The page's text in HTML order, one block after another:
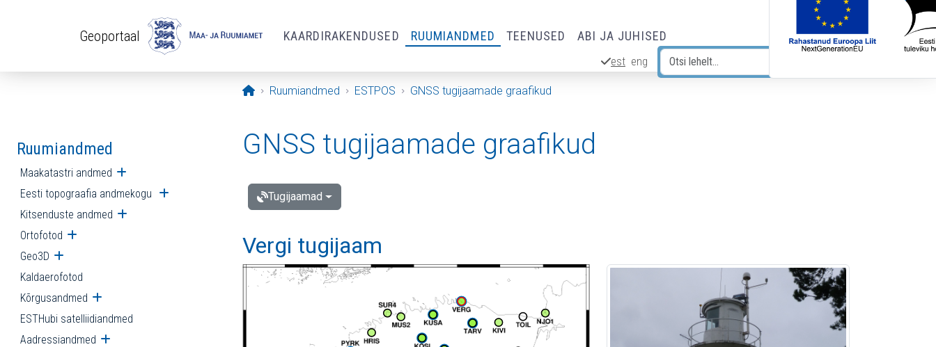
Geoportaal KAARDIRAKENDUSED RUUMIANDMED TEENUSED ABI JA JUHISED
est eng
Avaleht
Ruumiandmed ESTPOS GNSS tugijaamade graafikud
Ruumiandmed
Maakatastri andmed Ava alammenüü
Eesti topograafia andmekogu Ava alammenüü
Kitsenduste andmed Ava alammenüü
Ortofotod Ava alammenüü
Geo3D Ava alammenüü
Kaldaerofotod
Kõrgusandmed Ava alammenüü
ESTHubi satelliidiandmed
Aadressiandmed Ava alammenüü
GNSS tugijaamade graafikud
Tugijaamad
Vergi tugijaam